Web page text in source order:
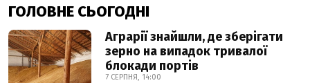
ГОЛОВНЕ СЬОГОДНІ
Аграрії знайшли, де зберігати
зерно на випадок тривалої
блокади портів
7 СЕРПНЯ, 14:00